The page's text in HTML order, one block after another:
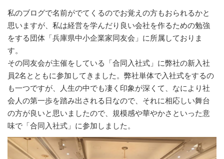
私のブログで名前がでてくるのでお覚えの方もおられるかと
思いますが、私は経営を学んだり良い会社を作るための勉強
をする団体「兵庫県中小企業家同友会」に所属しておりま
す。
その同友会が主催をしている「合同入社式」に弊社の新入社
員2名とともに参加してきました。弊社単体で入社式をするの
も一つですが、人生の中でも凄く印象が深くて、なにより社
会人の第一歩を踏み出される日なので、それに相応しい舞台
の方が良いと思いましたので、規模感や華やかさといった意
味で「合同入社式」に参加しました。